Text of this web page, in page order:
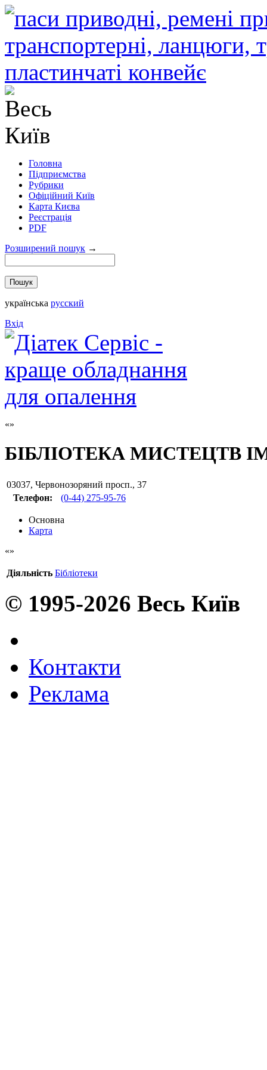
Головна
Підприємства
Рубрики
Офіційний Київ
Карта Києва
Реєстрація
PDF
Розширений пошук →
українська русский
Вхід
БІБЛІОТЕКА МИСТЕЦТВ
03037, Червонозоряний просп., 37
Телефон:
(0-44) 275-95-76
Основна
Карта
Діяльність Бібліотеки
© 1995-2026 Весь Київ
Контакти
Реклама